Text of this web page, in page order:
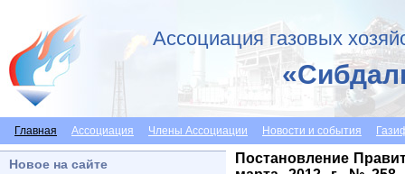
Ассоциация газовых
Главная Ассоциация Члены Ассоциации Новости и события
Новое на сайте
Постановление